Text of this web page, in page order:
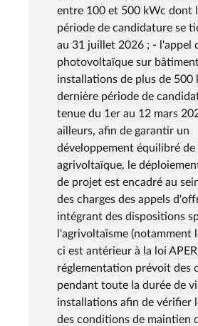
entre 100 et 500 kWc dont
période de candidature se
au 31 juillet 2026 ; - l'appel
photovoltaïque sur
installations de plus de 500
dernière période de
tenue du 1er au 12 mars
ailleurs, afin de garantir un
développement équilibré de
agrivoltaïque, le
de projet est encadré au
des charges des appels
intégrant des dispositions
l'agrivoltaïsme (notamment
ci est antérieur à la loi
réglementation prévoit des
pendant toute la durée de
installations afin de vérifier
des conditions de maintien